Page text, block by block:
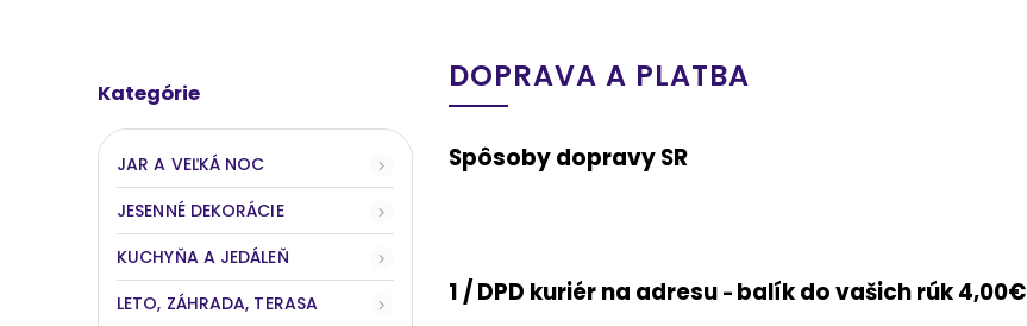
Kategórie
JAR A VEĽKÁ NOC
JESENNÉ DEKORÁCIE
KUCHYŇA A JEDÁLEŇ
LETO, ZÁHRADA, TERASA
DOPRAVA A PLATBA
Spôsoby dopravy SR
1 / DPD kuriér na adresu - balík dovašichrúk4,00€